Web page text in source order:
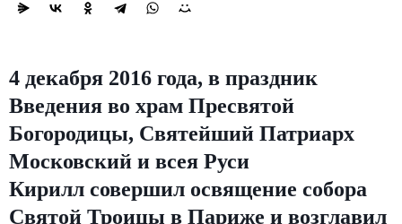
4 декабря 2016 года, в праздник
Введения во храм Пресвятой
Богородицы, Святейший Патриарх
Московский и всея Руси
Кирилл совершил освящение собора
Святой Троицы в Париже и возглавил